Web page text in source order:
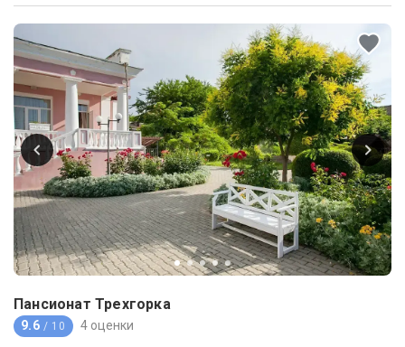
Пансионат Трехгорка
9.6 / 10 4 оценки